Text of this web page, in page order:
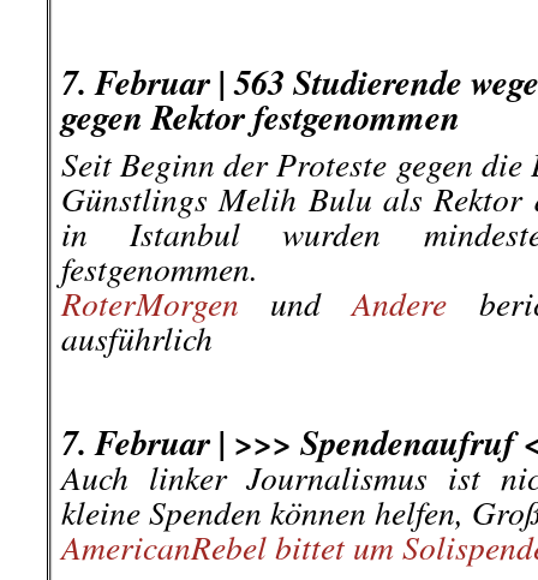
7. Februar |563 Studierende
gegen Rektor festgenommen
Seit Beginn der Proteste gegen
Günstlings Melih Bulu als Rektor
in Istanbul wurden
festgenommen.
RoterMorgen undAndere
ausführlich
7. Februar | >>> Spendenaufruf
Auch linker Journalismus ist
kleine Spenden können helfen,
AmericanRebel bittet um